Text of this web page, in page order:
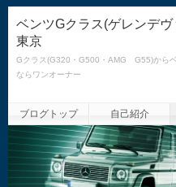
ベンツGクラス(ゲレンデ
東京
Gクラス(G320・G500・AMG G55)から
ならワンオーナー
ブログトップ 自己紹介